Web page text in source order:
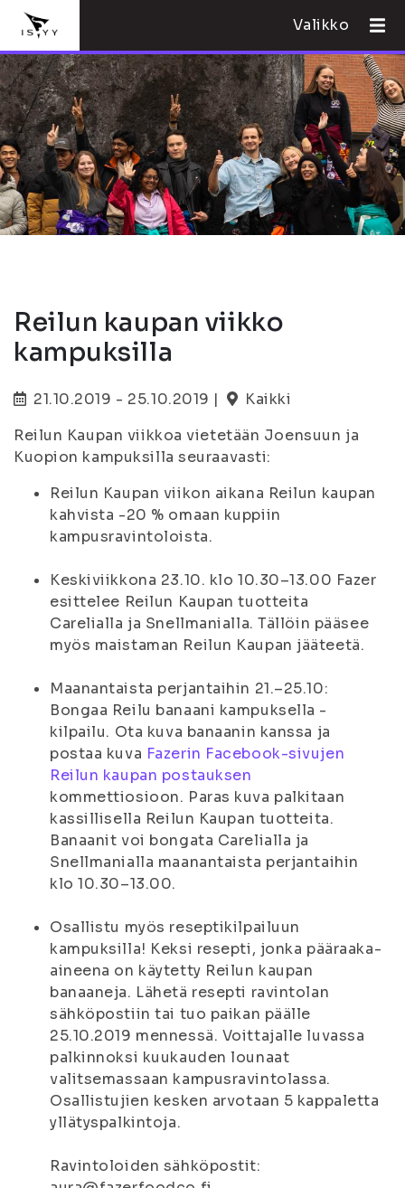
Valikko
Reilun kaupan viikko
kampuksilla
21.10.2019 - 25.10.2019 |
Kaikki
Reilun Kaupan viikkoa vietetään Joensuun ja
Kuopion kampuksilla seuraavasti:
Reilun Kaupan viikon aikana Reilun kaupan
kahvista -20 % omaan kuppiin
kampusravintoloista.
Keskiviikkona 23.10. klo 10.30–13.00 Fazer
esittelee Reilun Kaupan tuotteita
Carelialla ja Snellmanialla. Tällöin pääsee
myös maistaman Reilun Kaupan jääteetä.
Maanantaista perjantaihin 21.–25.10:
Bongaa Reilu banaani kampuksella -
kilpailu. Ota kuva banaanin kanssa ja
postaa kuva Fazerin Facebook-sivujen
Reilun kaupan postauksen
kommettiosioon. Paras kuva palkitaan
kassillisella Reilun Kaupan tuotteita.
Banaanit voi bongata Carelialla ja
Snellmanialla maanantaista perjantaihin
klo 10.30–13.00.
Osallistu myös reseptikilpailuun
kampuksilla! Keksi resepti, jonka pääraaka-
aineena on käytetty Reilun kaupan
banaaneja. Lähetä resepti ravintolan
sähköpostiin tai tuo paikan päälle
25.10.2019 mennessä. Voittajalle luvassa
palkinnoksi kuukauden lounaat
valitsemassaan kampusravintolassa.
Osallistujien kesken arvotaan 5 kappaletta
yllätyspalkintoja.
Ravintoloiden sähköpostit: